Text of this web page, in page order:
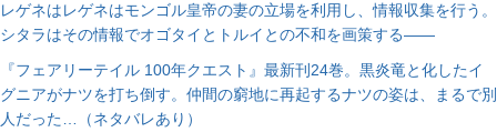
レゲネはレゲネはモンゴル皇帝の妻の立場を利用し、情報収集を行う。
シタラはその情報でオゴタイとトルイとの不和を画策する――
『フェアリーテイル 100年クエスト』最新刊24巻。黒炎竜と化したイ
グニアがナツを打ち倒す。仲間の窮地に再起するナツの姿は、まるで別
人だった…（ネタバレあり）